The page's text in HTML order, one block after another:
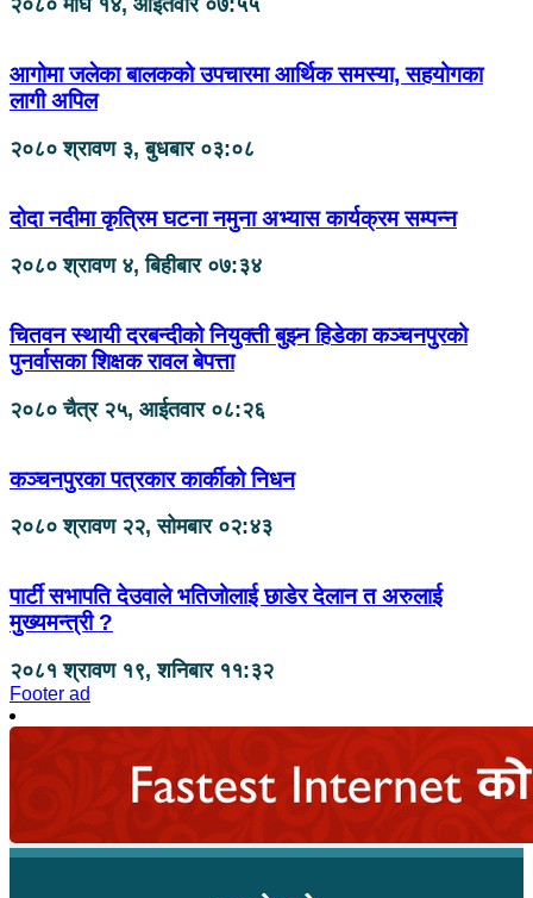
२०८० माघ १४, आईतवार ०७:५५
आगोमा जलेका बालकको उपचारमा आर्थिक समस्या, सहयोगका
लागी अपिल
२०८० श्रावण ३, बुधबार ०३:०८
दोदा नदीमा कृत्रिम घटना नमुना अभ्यास कार्यक्रम सम्पन्न
२०८० श्रावण ४, बिहीबार ०७:३४
चितवन स्थायी दरबन्दीको नियुक्ती बुझ्न हिडेका कञ्चनपुरको
पुनर्वासका शिक्षक रावल बेपत्ता
२०८० चैत्र २५, आईतवार ०८:२६
कञ्चनपुरका पत्रकार कार्कीको निधन
२०८० श्रावण २२, सोमबार ०२:४३
पार्टी सभापति देउवाले भतिजोलाई छाडेर देलान त अरुलाई
मुख्यमन्त्री ?
२०८१ श्रावण १९, शनिबार ११:३२
Footer ad